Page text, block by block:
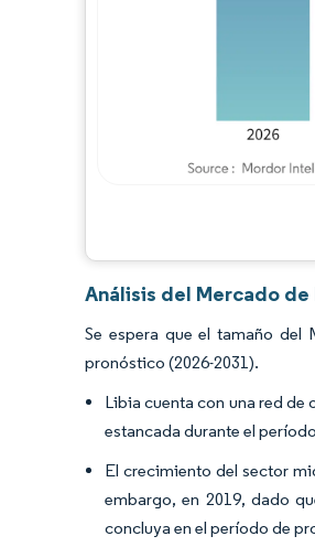
Análisis del Mercado
Se espera que el tamaño del
pronóstico (2026-2031).
Libia cuenta con una red de
estancada durante el
El crecimiento del sector
embargo, en 2019, dado
concluya en el período de